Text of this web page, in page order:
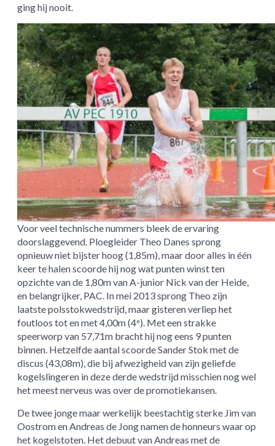
ging hij nooit.
Voor veel technische nummers bleek de ervaring
doorslaggevend. Ploegleider Theo Danes sprong
opnieuw niet bijster hoog (1,85m), maar door alles in één
keer te halen scoorde hij nog wat punten winst ten
opzichte van de 1,80m van A-junior Nick van der Heide,
en belangrijker, PAC. In mei 2013 sprong Theo zijn
laatste polsstokwedstrijd, maar gisteren verliep het
foutloos tot en met 4,00m (4e). Met een strakke
speerworp van 57,71m bracht hij nog eens 9 punten
binnen. Hetzelfde aantal scoorde Sander Stok met de
discus (43,08m), die bij afwezigheid van zijn geliefde
kogelslingeren in deze derde wedstrijd misschien nog wel
het meest nerveus was over de promotiekansen.
De twee jonge maar werkelijk beestachtig sterke Jim van
Oostrom en Andreas de Jong namen de honneurs waar op
het kogelstoten. Het debuut van Andreas met de